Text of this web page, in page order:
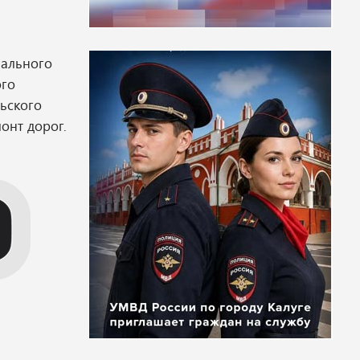
дорог.